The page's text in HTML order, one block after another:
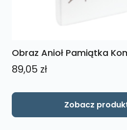
Obraz Anioł Pamiątka
89,05 zł
Zobacz